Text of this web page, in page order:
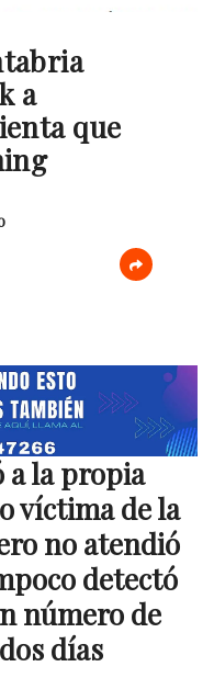
a
que
a la propia
víctima de la
no atendió
detectó
número de
días